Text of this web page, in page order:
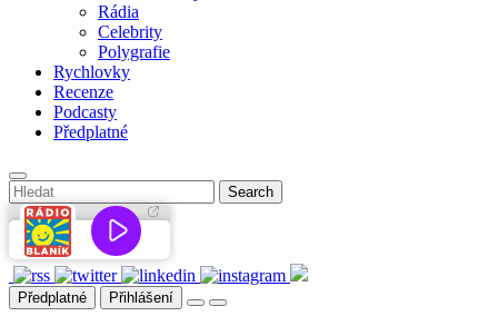
Rádia
Celebrity
Polygrafie
Rychlovky
Recenze
Podcasty
Předplatné
Předplatné Přihlášení